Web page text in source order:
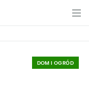
DOM I OGRÓD